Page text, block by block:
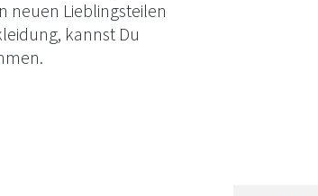
neuen Lieblingsteilen
kannst Du